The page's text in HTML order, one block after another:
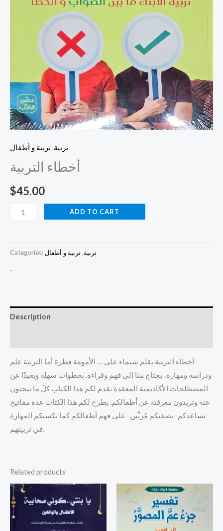
تربية,تربية و أطفال
أخطاء التربية
$45.00
ADD TO CART
Categories: تربية,تربية و أطفال
-
Description
أخطاء التربية بقلم شيماء علي … الأمومة فطرة أما التربية علم
ودراسة ومهارة، يحتاج منا إلى فهم وقراءة. بخطوات سهلة وبعيدًا عن
المصطلحات الأكاديمية المعقدة يقدم لكم هذا الكتاب كلَّ ما تبحثون
عنه وتريدون معرفته عن أطفالكم. يطرح لكم هذا الكتاب عدة مفاتيح
تساعدكم -بصفتكم مُربِّين- على فهم أطفالكم كما تكسبكم المهارة
في تربيتهم.
Related products